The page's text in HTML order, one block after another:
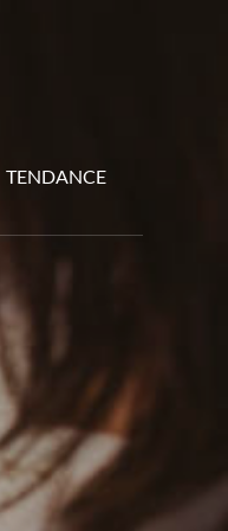
TENDANCE